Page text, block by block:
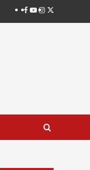
Facebook
Youtube
Instagram
Twitter